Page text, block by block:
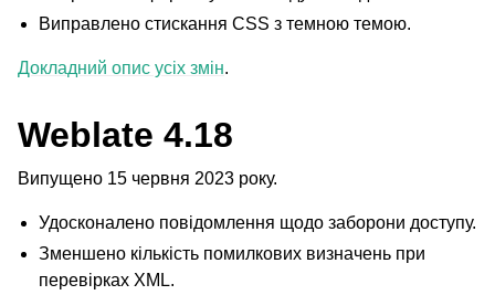
navigation of Підтримувані формати файлів
Виправлено стискання CSS з темною темою.
Докладний опис усіх змін.
Weblate 4.18
Випущено 15 червня 2023 року.
Удосконалено повідомлення щодо заборони доступу.
Зменшено кількість помилкових визначень при
перевірках XML.